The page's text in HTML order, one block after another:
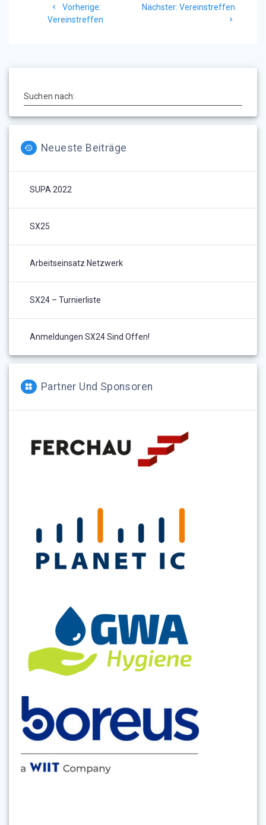
Vorherige:
Beitrag:
Vereinstreffen
Nächster: Nächster
Vereinstreffen
Suchen nach:
Neueste Beiträge
SUPA 2022
SX25
Arbeitseinsatz Netzwerk
SX24 – Turnierliste
Anmeldungen SX24 Sind Offen!
Partner Und Sponsoren